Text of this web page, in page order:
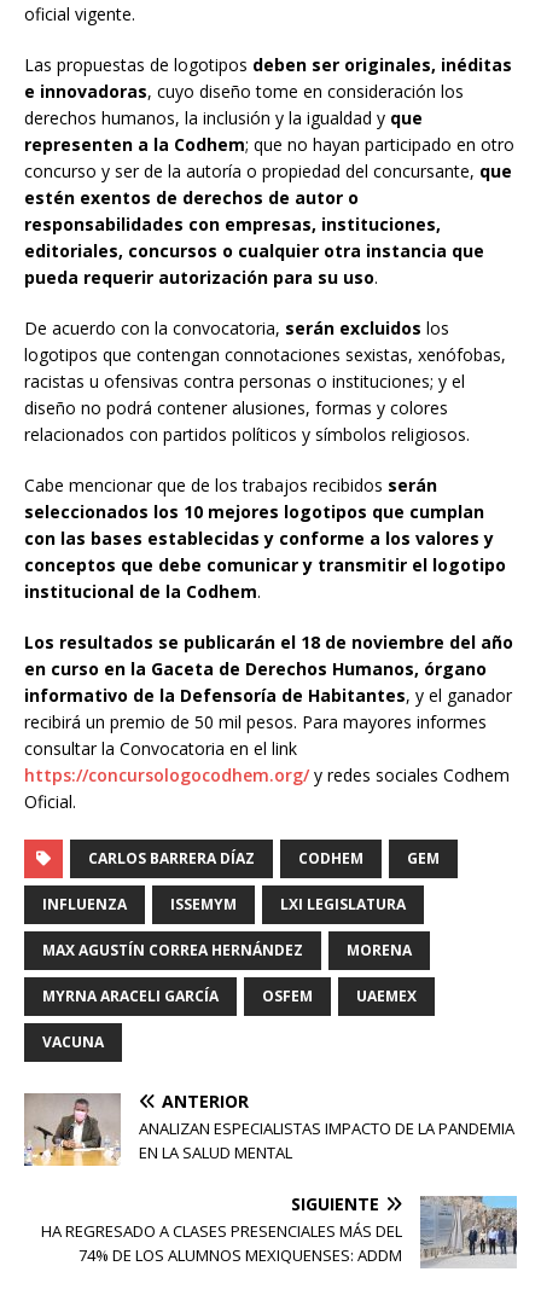
oficial vigente.
Las propuestas de logotipos deben ser originales, inéditas
e innovadoras, cuyo diseño tome en consideración los
derechos humanos, la inclusión y la igualdad y que
representen a la Codhem; que no hayan participado en otro
concurso y ser de la autoría o propiedad del concursante, que
estén exentos de derechos de autor o
responsabilidades con empresas, instituciones,
editoriales, concursos o cualquier otra instancia que
pueda requerir autorización para su uso.
De acuerdo con la convocatoria, serán excluidos los
logotipos que contengan connotaciones sexistas, xenófobas,
racistas u ofensivas contra personas o instituciones; y el
diseño no podrá contener alusiones, formas y colores
relacionados con partidos políticos y símbolos religiosos.
Cabe mencionar que de los trabajos recibidos serán
seleccionados los 10 mejores logotipos que cumplan
con las bases establecidas y conforme a los valores y
conceptos que debe comunicar y transmitir el logotipo
institucional de la Codhem.
Los resultados se publicarán el 18 de noviembre del año
en curso en la Gaceta de Derechos Humanos, órgano
informativo de la Defensoría de Habitantes, y el ganador
recibirá un premio de 50 mil pesos. Para mayores informes
consultar la Convocatoria en el link
https://concursologocodhem.org/y redes sociales Codhem
Oficial.
CARLOS BARRERA DÍAZ CODHEM GEM
INFLUENZA ISSEMYM LXI LEGISLATURA
MAX AGUSTÍN CORREA HERNÁNDEZ MORENA
MYRNA ARACELI GARCÍA OSFEM UAEMEX
VACUNA
ANTERIOR
ANALIZAN ESPECIALISTAS IMPACTO DE LA PANDEMIA
EN LA SALUD MENTAL
SIGUIENTE
HA REGRESADO A CLASES PRESENCIALES MÁS DEL
74% DE LOS ALUMNOS MEXIQUENSES: ADDM